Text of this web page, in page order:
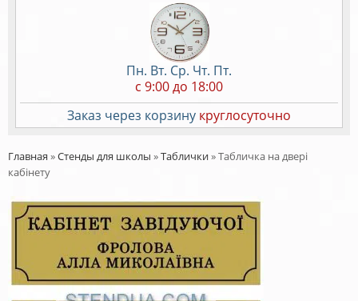
Пн. Вт. Ср. Чт. Пт.
c 9:00 до 18:00
Заказ через корзину круглосуточно
Главная »Стенды для школы »Таблички»Табличка на двері
кабінету